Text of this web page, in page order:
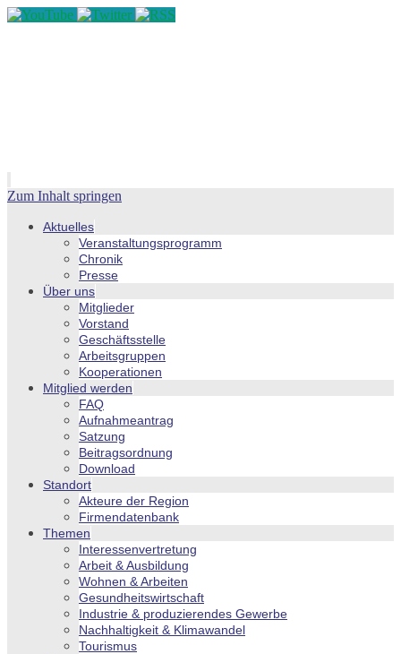
Zum Inhalt springen
Aktuelles
Veranstaltungsprogramm
Chronik
Presse
Über uns
Mitglieder
Vorstand
Geschäftsstelle
Arbeitsgruppen
Kooperationen
Mitglied werden
FAQ
Aufnahmeantrag
Satzung
Beitragsordnung
Download
Standort
Akteure der Region
Firmendatenbank
Themen
Interessenvertretung
Arbeit & Ausbildung
Wohnen & Arbeiten
Gesundheitswirtschaft
Industrie & produzierendes Gewerbe
Nachhaltigkeit & Klimawandel
Tourismus